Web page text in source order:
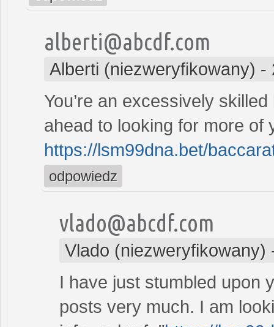
alberti@abcdf.com
Alberti (niezweryfikowany) -
You’re an excessively
ahead to looking for more of
https://lsm99dna.bet/
odpowiedz
vlado@abcdf.com
Vlado (niezweryfikowany)
I have just stumbled upon
posts very much. I am